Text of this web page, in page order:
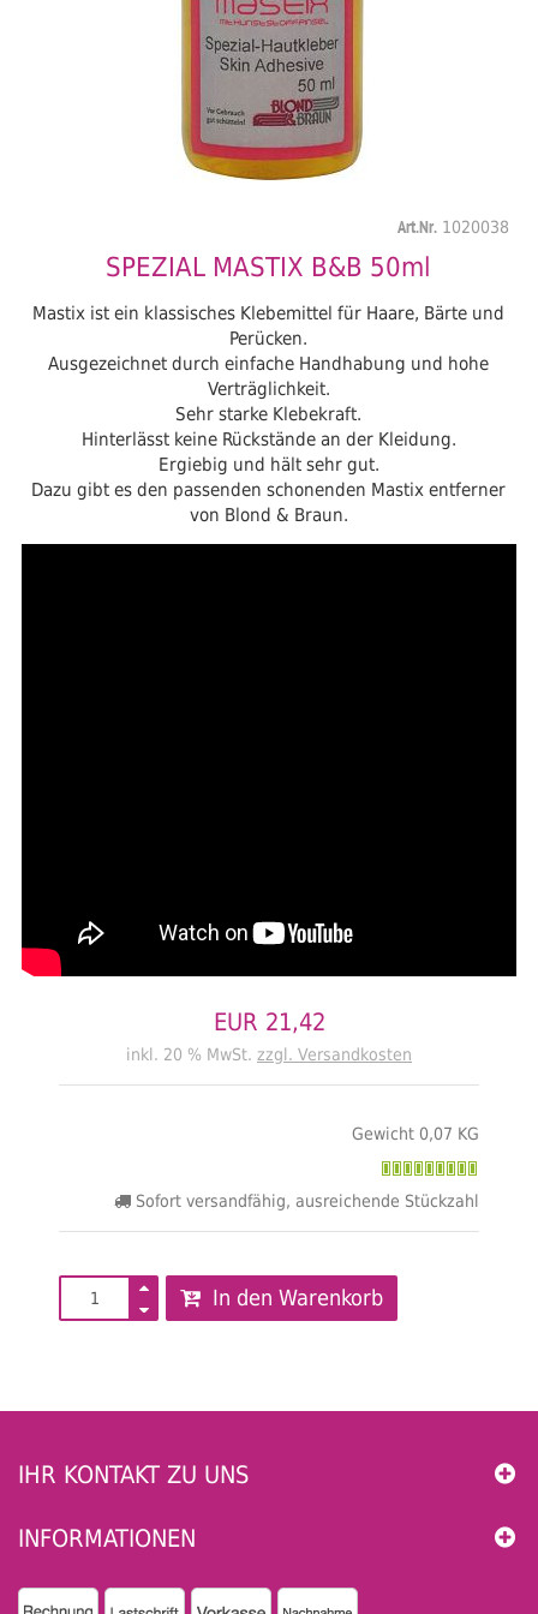
Art.Nr. 1020038
SPEZIAL MASTIX B&B 50ml
Mastix ist ein klassisches Klebemittel für Haare, Bärte und
Perücken.
Ausgezeichnet durch einfache Handhabung und hohe
Verträglichkeit.
Sehr starke Klebekraft.
Hinterlässt keine Rückstände an der Kleidung.
Ergiebig und hält sehr gut.
Dazu gibt es den passenden schonenden Mastix entferner
von Blond & Braun.
EUR 21,42
inkl. 20 % MwSt. zzgl. Versandkosten
Gewicht 0,07 KG
Sofort versandfähig, ausreichende Stückzahl
In den Warenkorb
IHR KONTAKT ZU UNS
INFORMATIONEN